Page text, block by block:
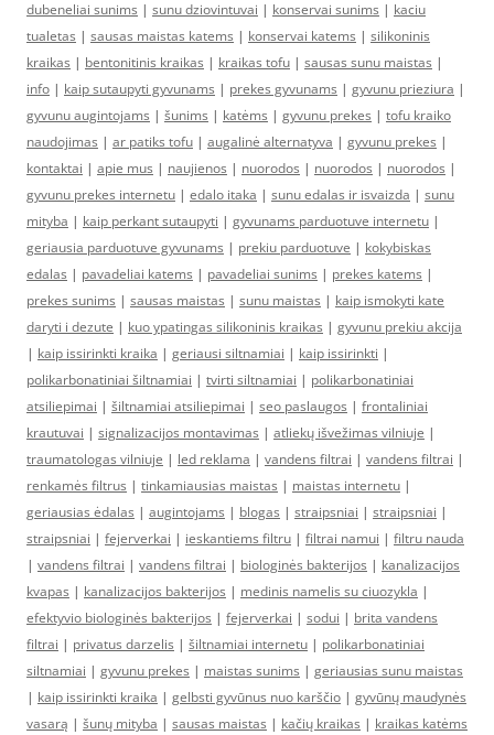
dubeneliai sunims | sunu dziovintuvai | konservai sunims | kaciu
tualetas | sausas maistas katems | konservai katems | silikoninis
kraikas | bentonitinis kraikas | kraikas tofu | sausas sunu maistas |
info | kaip sutaupyti gyvunams | prekes gyvunams | gyvunu prieziura |
gyvunu augintojams | šunims | katėms | gyvunu prekes | tofu kraiko
naudojimas | ar patiks tofu | augalinė alternatyva | gyvunu prekes |
kontaktai | apie mus | naujienos | nuorodos | nuorodos | nuorodos |
gyvunu prekes internetu | edalo itaka | sunu edalas ir isvaizda | sunu
mityba | kaip perkant sutaupyti | gyvunams parduotuve internetu |
geriausia parduotuve gyvunams | prekiu parduotuve | kokybiskas
edalas | pavadeliai katems | pavadeliai sunims | prekes katems |
prekes sunims | sausas maistas | sunu maistas | kaip ismokyti kate
daryti i dezute | kuo ypatingas silikoninis kraikas | gyvunu prekiu akcija
| kaip issirinkti kraika | geriausi siltnamiai | kaip issirinkti |
polikarbonatiniai šiltnamiai | tvirti siltnamiai | polikarbonatiniai
atsiliepimai | šiltnamiai atsiliepimai | seo paslaugos | frontaliniai
krautuvai | signalizacijos montavimas | atliekų išvežimas vilniuje |
traumatologas vilniuje | led reklama | vandens filtrai | vandens filtrai |
renkamės filtrus | tinkamiausias maistas | maistas internetu |
geriausias ėdalas | augintojams | blogas | straipsniai | straipsniai |
straipsniai | fejerverkai | ieskantiems filtru | filtrai namui | filtru nauda
| vandens filtrai | vandens filtrai | biologinės bakterijos | kanalizacijos
kvapas | kanalizacijos bakterijos | medinis namelis su ciuozykla |
efektyvio biologinės bakterijos | fejerverkai | sodui | brita vandens
filtrai | privatus darzelis | šiltnamiai internetu | polikarbonatiniai
siltnamiai | gyvunu prekes | maistas sunims | geriausias sunu maistas
| kaip issirinkti kraika | gelbsti gyvūnus nuo karščio | gyvūnų maudynės
vasarą | šunų mityba | sausas maistas | kačių kraikas | kraikas katėms